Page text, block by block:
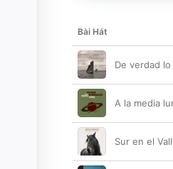
Bài Hát
De verdad
A la media
Sur en el